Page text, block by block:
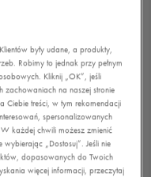
były udane, a produkty,
Robimy to jednak przy pełnym
Kliknij „OK”, jeśli
zachowaniach na naszej stronie
Ciebie treści, w tym rekomendacji
spersonalizowanych
każdej chwili możesz zmienić
„Dostosuj”. Jeśli nie
dopasowanych do Twoich
więcej informacji, przeczytaj